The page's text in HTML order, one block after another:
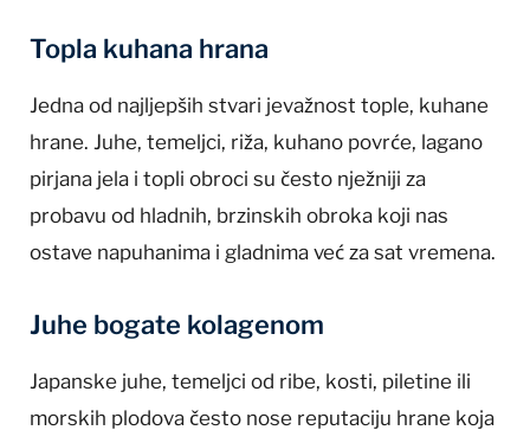
Topla kuhana hrana
Jedna od najljepših stvari jevažnost tople, kuhane
hrane. Juhe, temeljci, riža, kuhano povrće, lagano
pirjana jela i topli obroci su često nježniji za
probavu od hladnih, brzinskih obroka koji nas
ostave napuhanima i gladnima već za sat vremena.
Juhe bogate kolagenom
Japanske juhe, temeljci od ribe, kosti, piletine ili
morskih plodova često nose reputaciju hrane koja